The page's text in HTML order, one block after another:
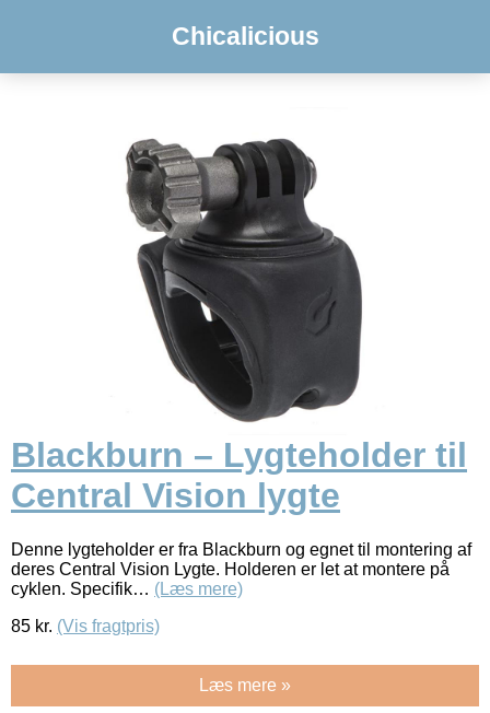
Chicalicious
Blackburn – Lygteholder til
Central Vision lygte
Denne lygteholder er fra Blackburn og egnet til montering af
deres Central Vision Lygte. Holderen er let at montere på
cyklen. Specifik… (Læs mere)
85 kr. (Vis fragtpris)
Læs mere »